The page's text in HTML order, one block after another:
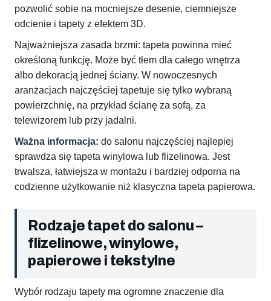
pozwolić sobie na mocniejsze desenie, ciemniejsze
odcienie i tapety z efektem 3D.
Najważniejsza zasada brzmi: tapeta powinna mieć
określoną funkcję. Może być tłem dla całego wnętrza
albo dekoracją jednej ściany. W nowoczesnych
aranżacjach najczęściej tapetuje się tylko wybraną
powierzchnię, na przykład ścianę za sofą, za
telewizorem lub przy jadalni.
Ważna informacja: do salonu najczęściej najlepiej
sprawdza się tapeta winylowa lub flizelinowa. Jest
trwalsza, łatwiejsza w montażu i bardziej odporna na
codzienne użytkowanie niż klasyczna tapeta papierowa.
Rodzaje tapet do salonu –
flizelinowe, winylowe,
papierowe i tekstylne
Wybór rodzaju tapety ma ogromne znaczenie dla